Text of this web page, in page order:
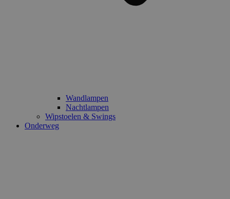
Wandlampen
Nachtlampen
Wipstoelen & Swings
Onderweg